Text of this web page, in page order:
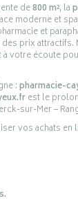
de800 m², la
moderne et
et
prix attractifs.
à votre écoute
:pharmacie-
est le
sur-Mer –
vos achats